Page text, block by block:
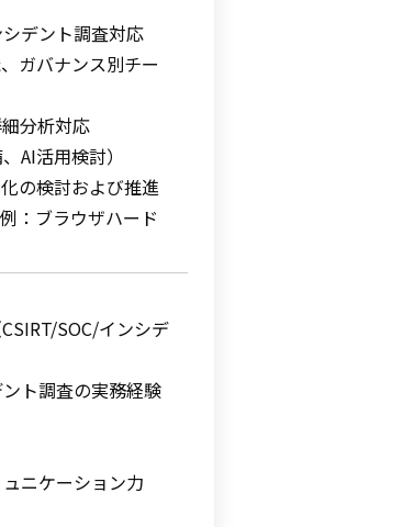
デント調査対応
ガバナンス別チー
分析対応
AI活用検討）
の検討および推進
：ブラウザハード
SOC/インシデ
ト調査の実務経験
ニケーション力